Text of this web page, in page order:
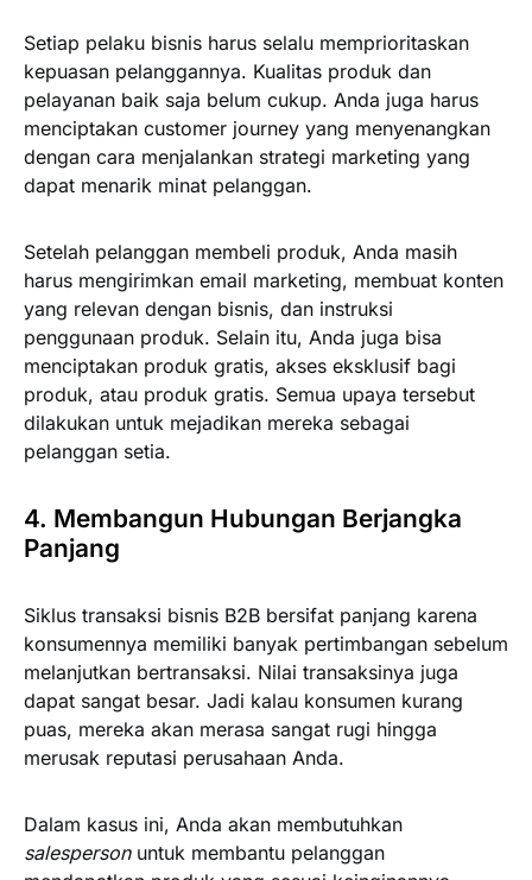
Setiap pelaku bisnis harus selalu memprioritaskan
kepuasan pelanggannya. Kualitas produk dan
pelayanan baik saja belum cukup. Anda juga harus
menciptakan customer journey yang menyenangkan
dengan cara menjalankan strategi marketing yang
dapat menarik minat pelanggan.
Setelah pelanggan membeli produk, Anda masih
harus mengirimkan email marketing, membuat konten
yang relevan dengan bisnis, dan instruksi
penggunaan produk. Selain itu, Anda juga bisa
menciptakan produk gratis, akses eksklusif bagi
produk, atau produk gratis. Semua upaya tersebut
dilakukan untuk mejadikan mereka sebagai
pelanggan setia.
4. Membangun Hubungan Berjangka
Panjang
Siklus transaksi bisnis B2B bersifat panjang karena
konsumennya memiliki banyak pertimbangan sebelum
melanjutkan bertransaksi. Nilai transaksinya juga
dapat sangat besar. Jadi kalau konsumen kurang
puas, mereka akan merasa sangat rugi hingga
merusak reputasi perusahaan Anda.
Dalam kasus ini, Anda akan membutuhkan
salespersonuntuk membantu pelanggan